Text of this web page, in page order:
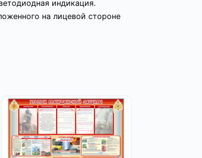
индикация.
на лицевой стороне